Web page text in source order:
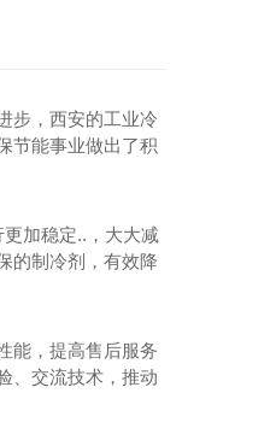
步，西安的工业冷
节能事业做出了积
加稳定..，大大减
的制冷剂，有效降
能，提高售后服务
、交流技术，推动